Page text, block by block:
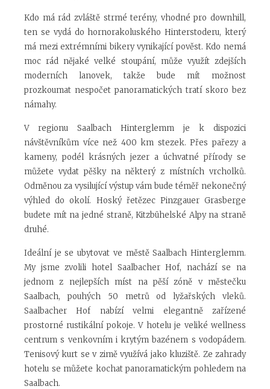
Kdo má rád zvláště strmé terény, vhodné pro downhill,
ten se vydá do hornorakoluského Hinterstoderu, který
má mezi extrémními bikery vynikající pověst. Kdo nemá
moc rád nějaké velké stoupání, může využít zdejších
moderních lanovek, takže bude mít možnost
prozkoumat nespočet panoramatických tratí skoro bez
námahy.
V regionu Saalbach Hinterglemm je k dispozici
návštěvníkům více než 400 km stezek. Přes pařezy a
kameny, podél krásných jezer a úchvatné přírody se
můžete vydat pěšky na některý z místních vrcholků.
Odměnou za vysilující výstup vám bude téměř nekonečný
výhled do okolí. Hoský řetězec Pinzgauer Grasberge
budete mít na jedné straně, Kitzbühelské Alpy na straně
druhé.
Ideální je se ubytovat ve městě Saalbach Hinterglemm.
My jsme zvolili hotel Saalbacher Hof, nachází se na
jednom z nejlepších míst na pěší zóně v městečku
Saalbach, pouhých 50 metrů od lyžařských vleků.
Saalbacher Hof nabízí velmi elegantně zařízené
prostorné rustikální pokoje. V hotelu je veliké wellness
centrum s venkovním i krytým bazénem s vodopádem.
Tenisový kurt se v zimě využívá jako kluziště. Ze zahrady
hotelu se můžete kochat panoramatickým pohledem na
Saalbach.